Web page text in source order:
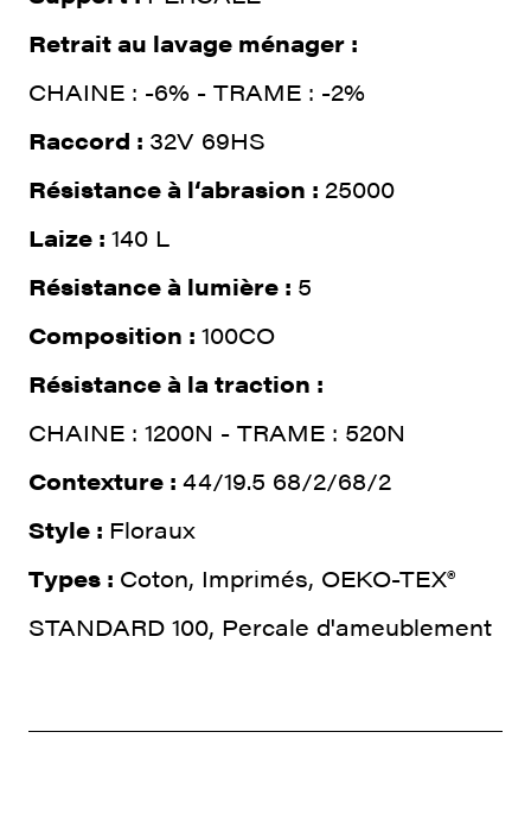
Retrait au lavage ménager :
CHAINE : -6% - TRAME : -2%
Raccord : 32V 69HS
Résistance à l‘abrasion : 25000
Laize : 140 L
Résistance à lumière : 5
Composition : 100CO
Résistance à la traction :
CHAINE : 1200N - TRAME : 520N
Contexture : 44/19.5 68/2/68/2
Style : Floraux
Types : Coton, Imprimés, OEKO-TEX®
STANDARD 100, Percale d'ameublement